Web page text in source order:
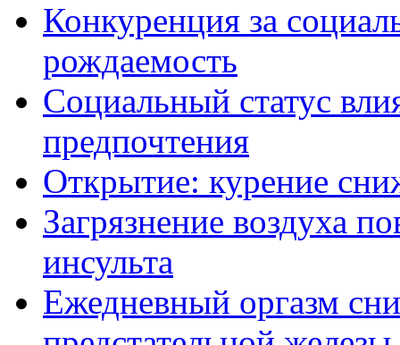
Конкуренция за
рождаемость
Социальный статус
предпочтения
Открытие: курение
Загрязнение воздуха
инсульта
Ежедневный оргазм